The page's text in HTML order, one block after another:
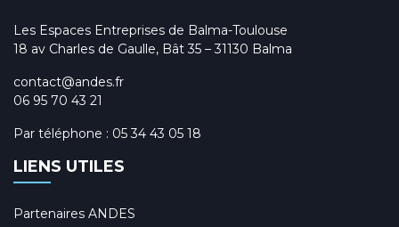
Les Espaces Entreprises de Balma-Toulouse
18 av Charles de Gaulle, Bât 35 – 31130 Balma
contact@andes.fr
06 95 70 43 21
Par téléphone : 05 34 43 05 18
LIENS UTILES
Partenaires ANDES